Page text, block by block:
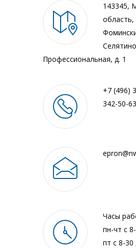
143345,
Профессиональная, д. 1
+7 (496)
342-50-63
Часы
пн-чт с
пт с 8-30